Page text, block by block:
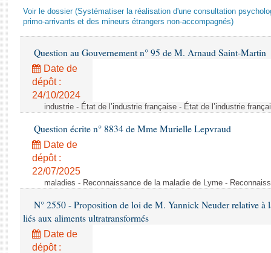
Voir le dossier (Systématiser la réalisation d'une consultation
primo-arrivants et des mineurs étrangers non-accompagnés)
Question au Gouvernement n° 95 de M. Arnaud Saint-Martin
Date de
dépôt :
24/10/2024
industrie - État de l’industrie française - État de l’industrie
Question écrite n° 8834 de Mme Murielle Lepvraud
Date de
dépôt :
22/07/2025
maladies - Reconnaissance de la maladie de Lyme -
N° 2550 - Proposition de loi de M. Yannick Neuder relative à
liés aux aliments ultratransformés
Date de
dépôt :